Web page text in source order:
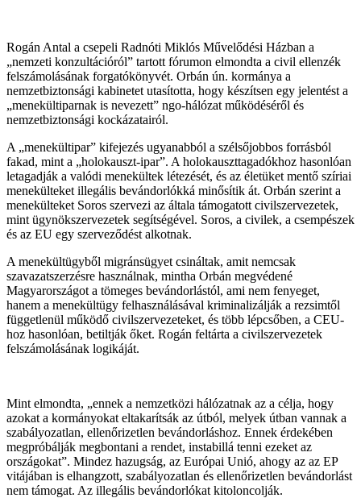
Rogán Antal a csepeli Radnóti Miklós Művelődési Házban a
„nemzeti konzultációról” tartott fórumon elmondta a civil ellenzék
felszámolásának forgatókönyvét. Orbán ún. kormánya a
nemzetbiztonsági kabinetet utasította, hogy készítsen egy jelentést a
„menekültiparnak is nevezett” ngo-hálózat működéséről és
nemzetbiztonsági kockázatairól.
A „menekültipar” kifejezés ugyanabból a szélsőjobbos forrásból
fakad, mint a „holokauszt-ipar”. A holokauszttagadókhoz hasonlóan
letagadják a valódi menekültek létezését, és az életüket mentő szíriai
menekülteket illegális bevándorlókká minősítik át. Orbán szerint a
menekülteket Soros szervezi az általa támogatott civilszervezetek,
mint ügynökszervezetek segítségével. Soros, a civilek, a csempészek
és az EU egy szerveződést alkotnak.
A menekültügyből migránsügyet csináltak, amit nemcsak
szavazatszerzésre használnak, mintha Orbán megvédené
Magyarországot a tömeges bevándorlástól, ami nem fenyeget,
hanem a menekültügy felhasználásával kriminalizálják a rezsimtől
függetlenül működő civilszervezeteket, és több lépcsőben, a CEU-
hoz hasonlóan, betiltják őket. Rogán feltárta a civilszervezetek
felszámolásának logikáját.
Mint elmondta, „ennek a nemzetközi hálózatnak az a célja, hogy
azokat a kormányokat eltakarítsák az útból, melyek útban vannak a
szabályozatlan, ellenőrizetlen bevándorláshoz. Ennek érdekében
megpróbálják megbontani a rendet, instabillá tenni ezeket az
országokat”. Mindez hazugság, az Európai Unió, ahogy az az EP
vitájában is elhangzott, szabályozatlan és ellenőrizetlen bevándorlást
nem támogat. Az illegális bevándorlókat kitoloncolják.